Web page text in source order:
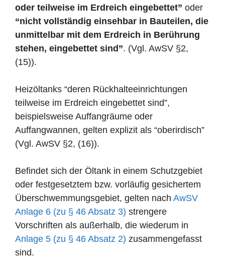
oder teilweise im Erdreich eingebettet” oder
“nicht vollständig einsehbar in Bauteilen, die
unmittelbar mit dem Erdreich in Berührung
stehen, eingebettet sind”. (Vgl. AwSV §2,
(15)).
Heizöltanks “deren Rückhalteeinrichtungen
teilweise im Erdreich eingebettet sind”,
beispielsweise Auffangräume oder
Auffangwannen, gelten explizit als “oberirdisch”
(Vgl. AwSV §2, (16)).
Befindet sich der Öltank in einem Schutzgebiet
oder festgesetztem bzw. vorläufig gesichertem
Überschwemmungsgebiet, gelten nach AwSV
Anlage 6 (zu § 46 Absatz 3) strengere
Vorschriften als außerhalb, die wiederum in
Anlage 5 (zu § 46 Absatz 2) zusammengefasst
sind.